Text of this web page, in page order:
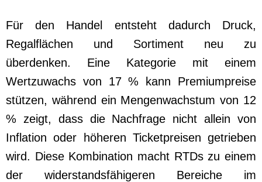
Für den Handel entsteht dadurch Druck,
Regalflächen und Sortiment neu zu
überdenken. Eine Kategorie mit einem
Wertzuwachs von 17 % kann Premiumpreise
stützen, während ein Mengenwachstum von 12
% zeigt, dass die Nachfrage nicht allein von
Inflation oder höheren Ticketpreisen getrieben
wird. Diese Kombination macht RTDs zu einem
der widerstandsfähigeren Bereiche im